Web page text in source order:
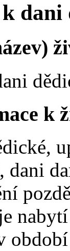
dani
k
dani